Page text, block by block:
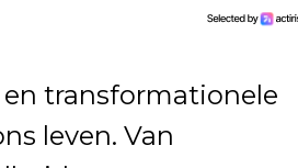
transformationele
leven. Van